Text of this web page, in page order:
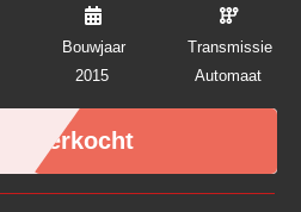
Bouwjaar
2015
Transmissie
Automaat
Verkocht